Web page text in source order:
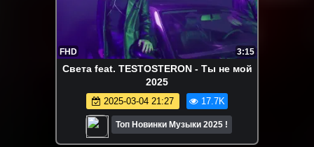
FHD 3:15
Света feat. TESTOSTERON - Ты не мой
2025
2025-03-04 21:27 17.7K
Топ Новинки Музыки 2025 !